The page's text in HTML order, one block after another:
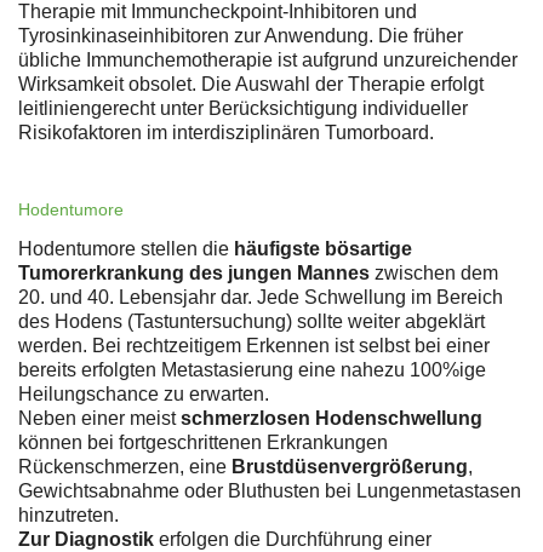
Therapie mit Immuncheckpoint-Inhibitoren und
Tyrosinkinaseinhibitoren zur Anwendung. Die früher
übliche Immunchemotherapie ist aufgrund unzureichender
Wirksamkeit obsolet. Die Auswahl der Therapie erfolgt
leitliniengerecht unter Berücksichtigung individueller
Risikofaktoren im interdisziplinären Tumorboard.
Hodentumore
Hodentumore stellen die häufigste bösartige
Tumorerkrankung des jungen Mannes zwischen dem
20. und 40. Lebensjahr dar. Jede Schwellung im Bereich
des Hodens (Tastuntersuchung) sollte weiter abgeklärt
werden. Bei rechtzeitigem Erkennen ist selbst bei einer
bereits erfolgten Metastasierung eine nahezu 100%ige
Heilungschance zu erwarten.
Neben einer meistschmerzlosen Hodenschwellung
können bei fortgeschrittenen Erkrankungen
Rückenschmerzen, eine Brustdüsenvergrößerung,
Gewichtsabnahme oder Bluthusten bei Lungenmetastasen
hinzutreten.
Zur Diagnostik erfolgen die Durchführung einer